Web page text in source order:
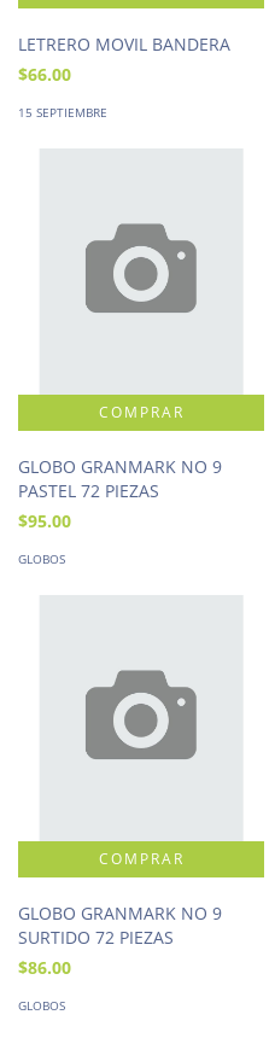
LETRERO MOVIL BANDERA
$66.00
15 SEPTIEMBRE
GLOBO GRANMARK NO 9
PASTEL 72 PIEZAS
$95.00
GLOBOS
GLOBO GRANMARK NO 9
SURTIDO 72 PIEZAS
$86.00
GLOBOS